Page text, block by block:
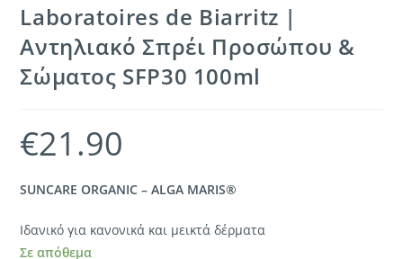
Laboratoires de Biarritz |
Αντηλιακό Σπρέι Προσώπου &
Σώματος SFP30 100ml
€21.90
SUNCARE ORGANIC – ALGA MARIS®
Ιδανικό για κανονικά και μεικτά δέρματα
Σε απόθεμα